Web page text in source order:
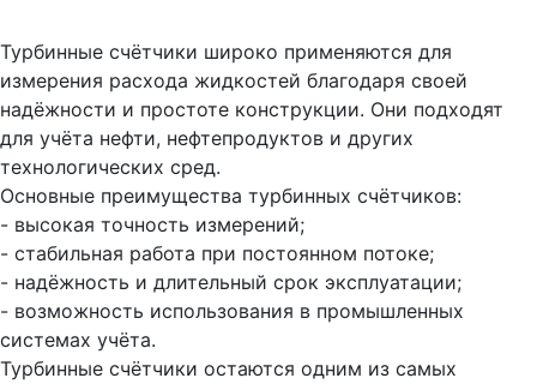
Турбинные счётчики широко применяются для
измерения расхода жидкостей благодаря своей
надёжности и простоте конструкции. Они подходят
для учёта нефти, нефтепродуктов и других
технологических сред.
Основные преимущества турбинных счётчиков:
- высокая точность измерений;
- стабильная работа при постоянном потоке;
- надёжность и длительный срок эксплуатации;
- возможность использования в промышленных
системах учёта.
Турбинные счётчики остаются одним из самых